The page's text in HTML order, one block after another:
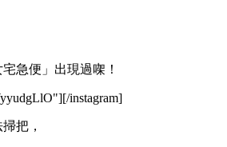
急便」出現過㗎！
instagram]
把，